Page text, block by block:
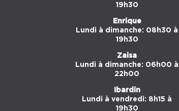
19h30
Enrique
Lundi à dimanche: 08h30 à
19h30
Zaisa
Lundi à dimanche: 06h00 à
22h00
Ibardin
Lundi à vendredi: 8h15 à
19h30